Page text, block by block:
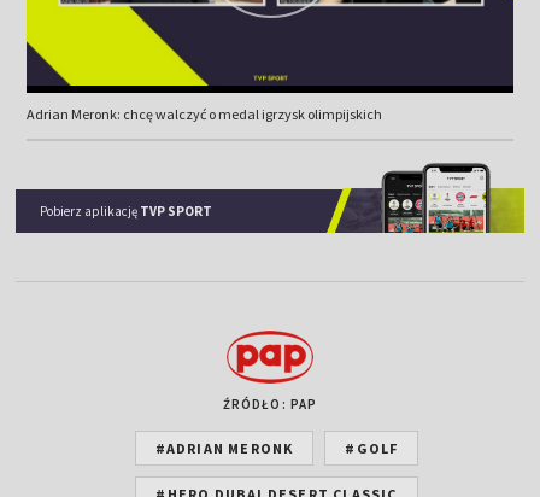
Adrian Meronk: chcę walczyć o medal igrzysk olimpijskich
Pobierz aplikację TVP SPORT
ŹRÓDŁO: PAP
#ADRIAN MERONK #GOLF